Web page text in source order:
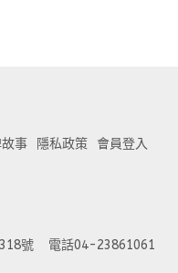
事 隱私政策
會員登入
號    電話04-23861061